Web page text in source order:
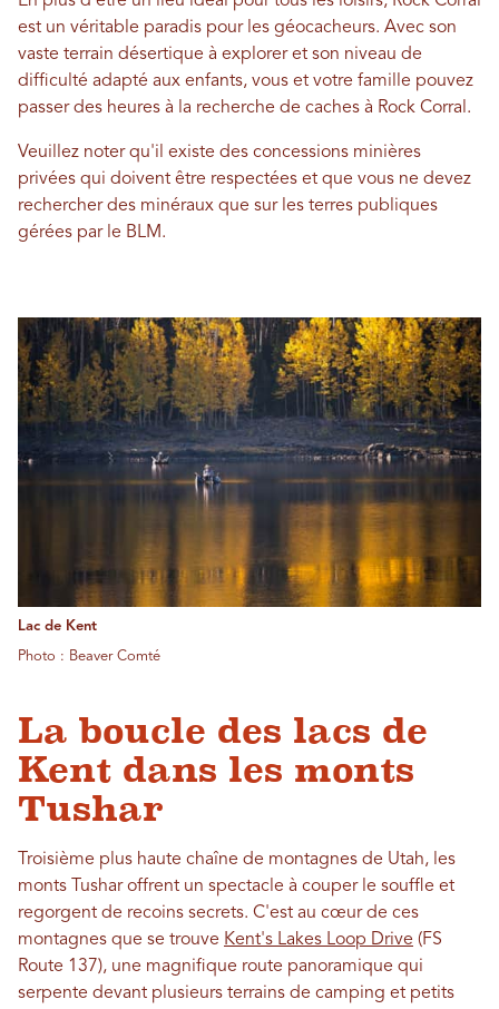
est un véritable paradis pour les géocacheurs. Avec son
vaste terrain désertique à explorer et son niveau de
difficulté adapté aux enfants, vous et votre famille pouvez
passer des heures à la recherche de caches à Rock Corral.
Veuillez noter qu'il existe des concessions minières
privées qui doivent être respectées et que vous ne devez
rechercher des minéraux que sur les terres publiques
gérées par le BLM.
Lac de Kent
Photo : Beaver Comté
La boucle des lacs de
Kent dans les monts
Tushar
Troisième plus haute chaîne de montagnes de Utah, les
monts Tushar offrent un spectacle à couper le souffle et
regorgent de recoins secrets. C'est au cœur de ces
montagnes que se trouve Kent's Lakes Loop Drive (FS
Route 137), une magnifique route panoramique qui
serpente devant plusieurs terrains de camping et petits